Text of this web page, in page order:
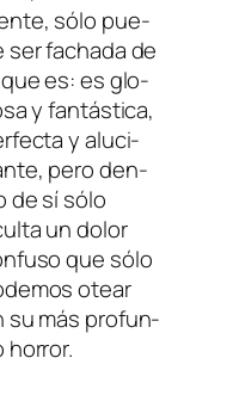
só­lo pue­
ser fa­cha­da de
es: es glo­
y fan­tás­ti­ca,
y alu­ci­
pe­ro den­
de sí só­lo
un do­lor
que só­lo
otear
su más pro­fun­
horror.